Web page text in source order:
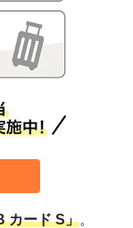
カード S」。